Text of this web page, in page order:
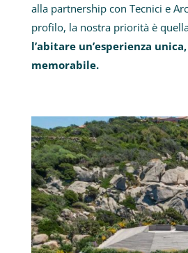
alla partnership con Tecnici e
profilo, la nostra priorità è
l’abitare un’esperienza
memorabile.